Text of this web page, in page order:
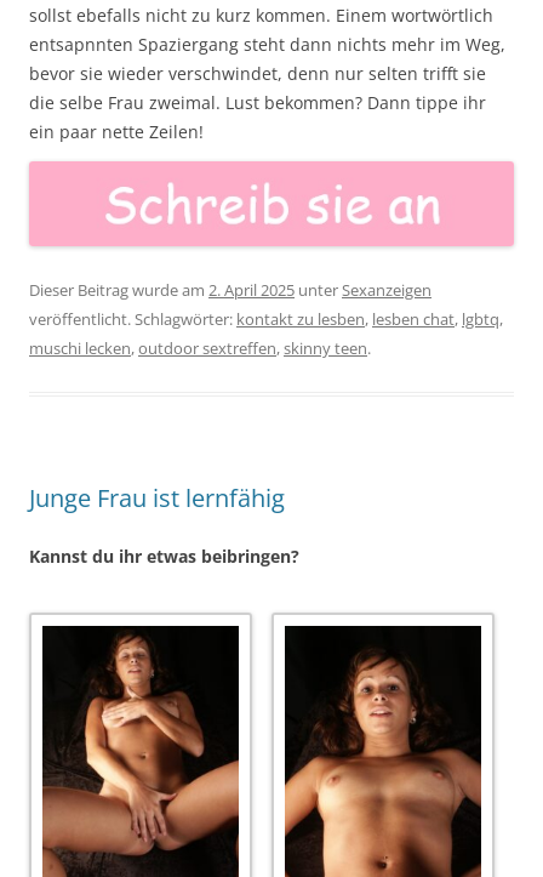
sollst ebefalls nicht zu kurz kommen. Einem wortwörtlich
entsapnnten Spaziergang steht dann nichts mehr im Weg,
bevor sie wieder verschwindet, denn nur selten trifft sie
die selbe Frau zweimal. Lust bekommen? Dann tippe ihr
ein paar nette Zeilen!
Dieser Beitrag wurde am 2. April 2025 unterSexanzeigen
veröffentlicht. Schlagwörter: kontakt zu lesben, lesben chat, lgbtq,
muschi lecken,outdoor sextreffen,skinny teen.
Junge Frau ist lernfähig
Kannst du ihr etwas beibringen?